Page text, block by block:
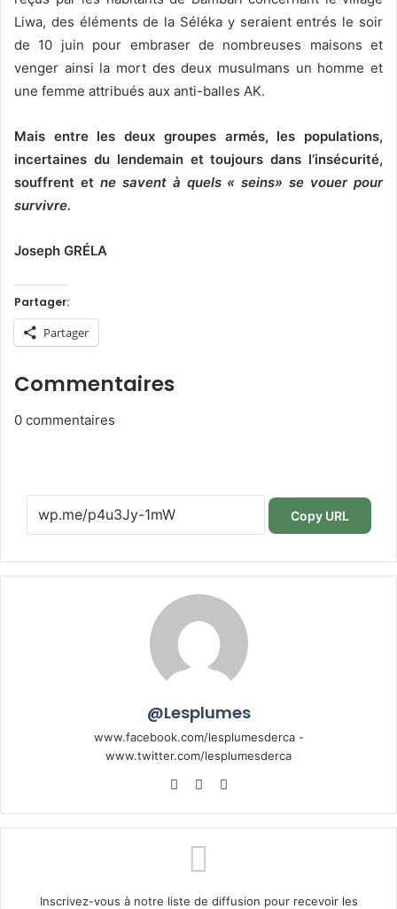
Liwa, des éléments de la Séléka y seraient entrés le soir
de 10 juin pour embraser de nombreuses maisons et
venger ainsi la mort des deux musulmans un homme et
une femme attribués aux anti-balles AK.
Mais entre les deux groupes armés, les populations,
incertaines du lendemain et toujours dans l’insécurité,
souffrent et ne savent à quels « seins» se vouer pour
survivre.
Joseph GRÉLA
Partager:
Partager
Commentaires
0 commentaires
Copy URL
@Lesplumes
www.facebook.com/lesplumesderca -
www.twitter.com/lesplumesderca
WebsiteFacebook
Inscrivez-vous à notre liste de diffusion pour recevoir les